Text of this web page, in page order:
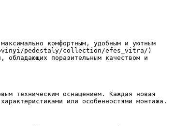
комфортным, удобным и уютным
pedestaly/collection/efes_vitra/)
обладающих поразительным качеством и
техническим оснащением. Каждая новая
или особенностями монтажа.